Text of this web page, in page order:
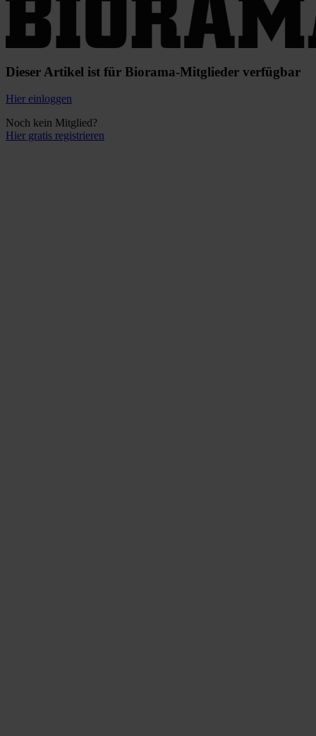
Dieser Artikel ist für Biorama-Mitglieder verfügbar
Hier einloggen
Noch kein Mitglied?
Hier gratis registrieren